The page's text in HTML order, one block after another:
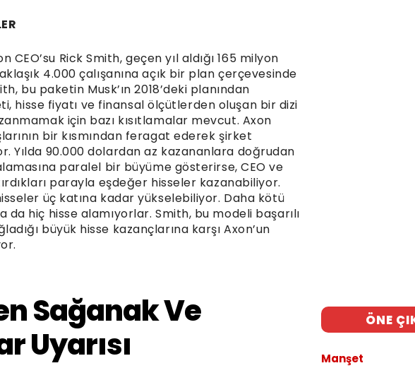
CEO’su Rick Smith, geçen yıl aldığı 165 milyon
4.000 çalışanına açık bir plan çerçevesinde
bu paketin Musk’ın 2018’deki planından
hisse fiyatı ve finansal ölçütlerden oluşan bir dizi
için bazı kısıtlamalar mevcut. Axon
bir kısmından feragat ederek şirket
Yılda 90.000 dolardan az kazananlara doğrudan
paralel bir büyüme gösterirse, CEO ve
parayla eşdeğer hisseler kazanabiliyor.
üç katına kadar yükselebiliyor. Daha kötü
hiç hisse alamıyorlar. Smith, bu modeli başarılı
büyük hisse kazançlarına karşı Axon’un